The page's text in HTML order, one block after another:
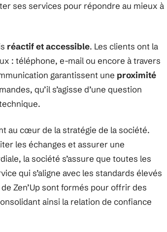
ses services pour répondre au mieux à
réactif et accessible. Les clients ont la
: téléphone, e-mail ou encore à travers
garantissent une proximité
qu’il s’agisse d’une question
au cœur de la stratégie de la société.
les échanges et assurer une
la société s’assure que toutes les
qui s’aligne avec les standards élevés
Zen’Up sont formés pour offrir des
ainsi la relation de confiance